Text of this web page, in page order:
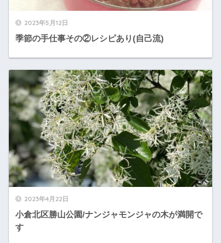
2023年5月12日
季節の手仕事その②レシピあり(自己流)
2023年4月22日
小倉北区勝山公園/ナンジャモンジャの木が満開で
す